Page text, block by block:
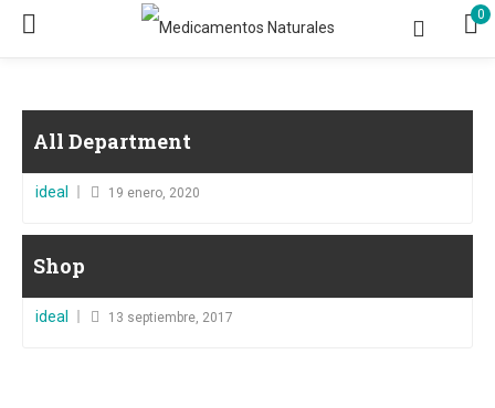
0
All Department
ideal
Posted
19 enero, 2020
Shop
ideal
Posted
13 septiembre, 2017